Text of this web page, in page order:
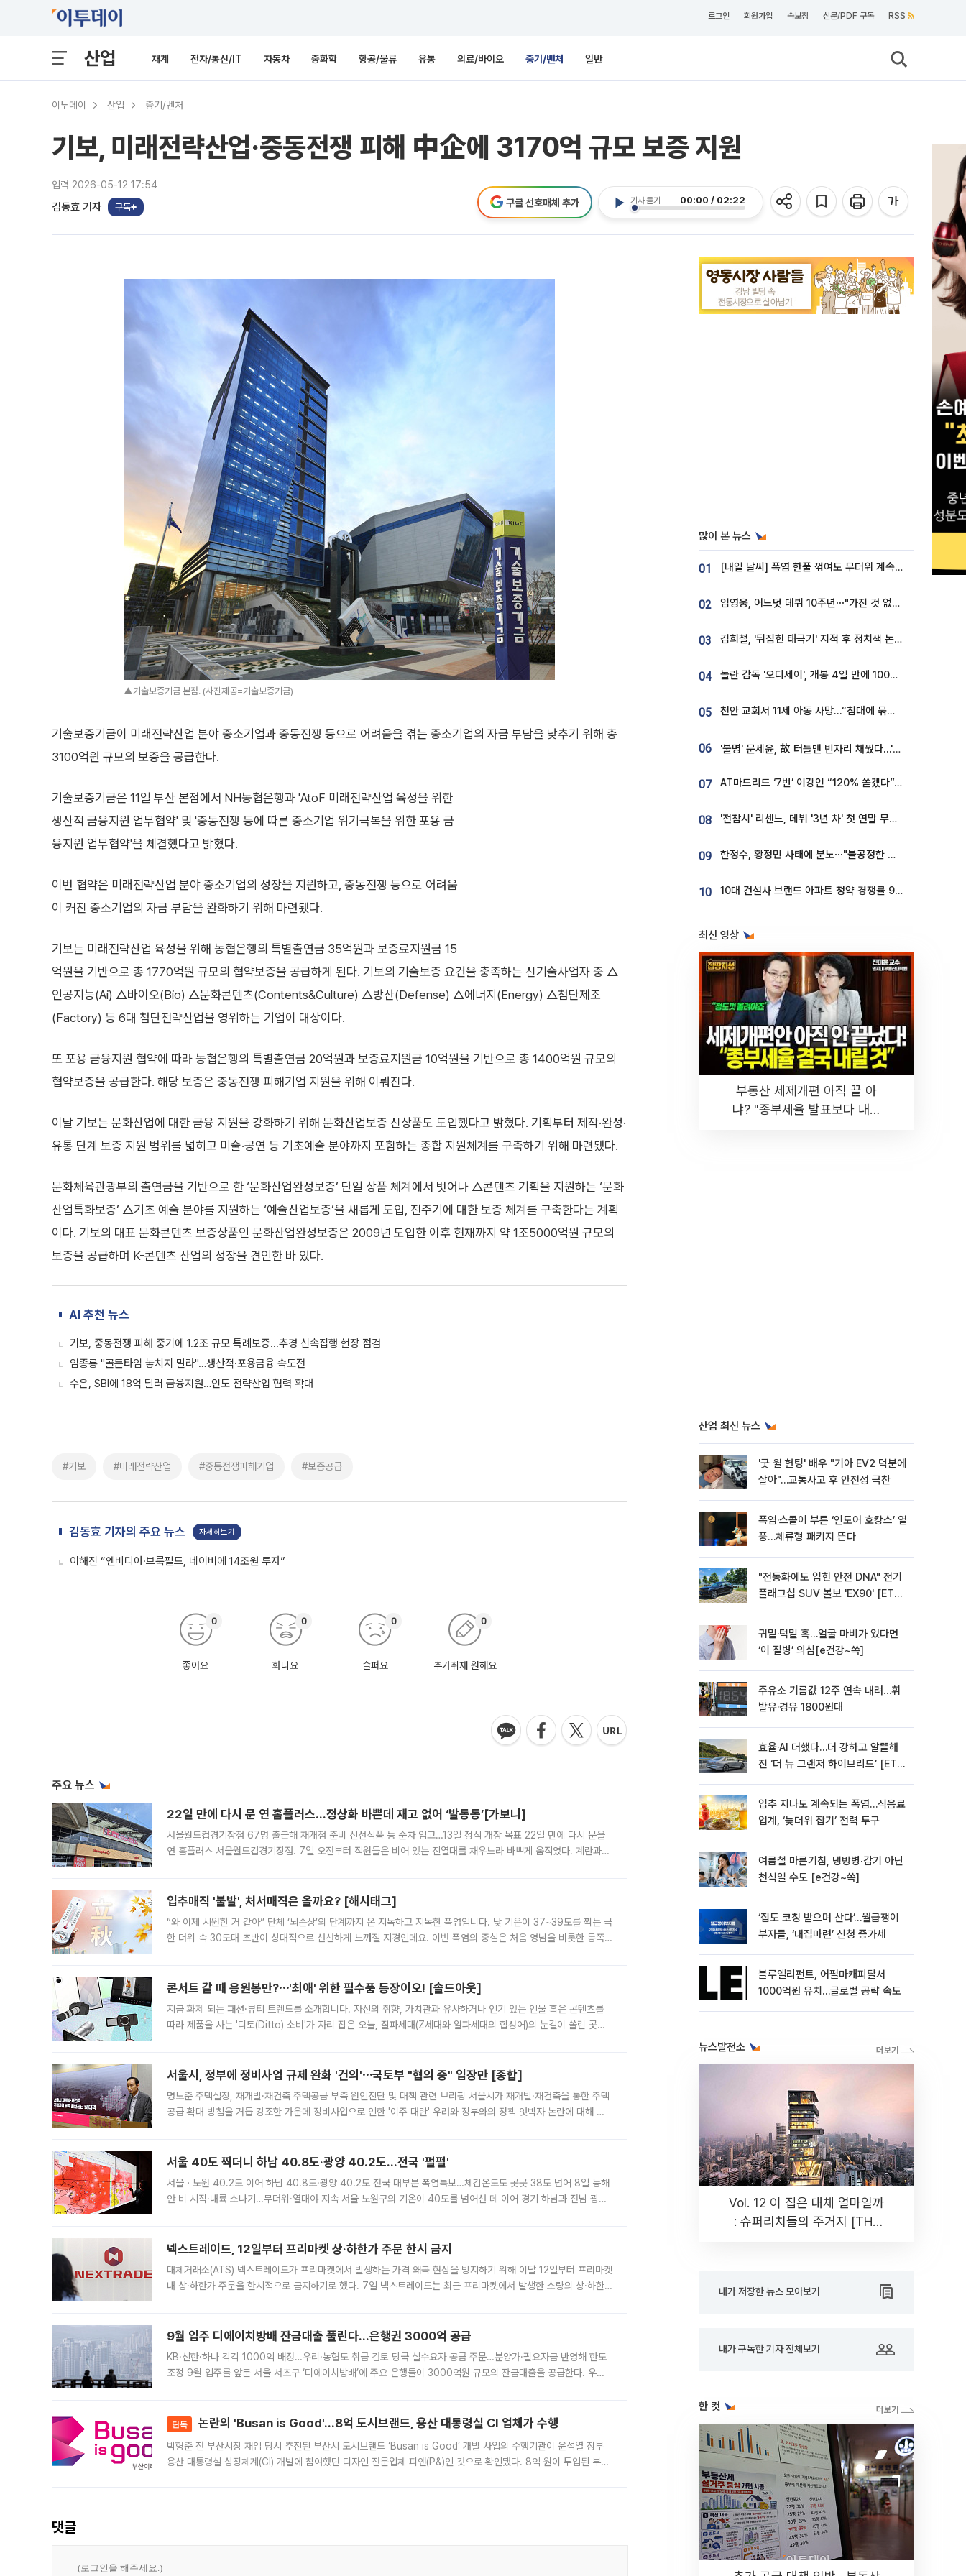
로그인 회원가입 속보창 신문/PDF 구독 RSS
산업 재계 전자/통신/IT 자동차 중화학 항공/물류 유통 의료/바이오 중기/벤처 일반
이투데이 산업 중기/벤처
기보, 미래전략산업·중동전쟁 피해 中企에 3170억 규모 보증 지원
입력 2026-05-12 17:54
김동효 기자 구독
기사 듣기 00:00 / 02:22
구글 선호매체 추가
▲기술보증기금 본점. (사진제공=기술보증기금)
기술보증기금이 미래전략산업 분야 중소기업과 중동전쟁 등으로 어려움을 겪는 중소기업의 자금 부담을 낮추기 위해 총
3100억원 규모의 보증을 공급한다.
기술보증기금은 11일 부산 본점에서 NH농협은행과 'AtoF 미래전략산업 육성을 위한
생산적 금융지원 업무협약' 및 '중동전쟁 등에 따른 중소기업 위기극복을 위한 포용 금
융지원 업무협약'을 체결했다고 밝혔다.
이번 협약은 미래전략산업 분야 중소기업의 성장을 지원하고, 중동전쟁 등으로 어려움
이 커진 중소기업의 자금 부담을 완화하기 위해 마련됐다.
기보는 미래전략산업 육성을 위해 농협은행의 특별출연금 35억원과 보증료지원금 15
억원을 기반으로 총 1770억원 규모의 협약보증을 공급하게 된다. 기보의 기술보증 요건을 충족하는 신기술사업자 중 △
인공지능(Ai) △바이오(Bio) △문화콘텐츠(Contents&Culture) △방산(Defense) △에너지(Energy) △첨단제조
(Factory) 등 6대 첨단전략산업을 영위하는 기업이 대상이다.
또 포용 금융지원 협약에 따라 농협은행의 특별출연금 20억원과 보증료지원금 10억원을 기반으로 총 1400억원 규모의
협약보증을 공급한다. 해당 보증은 중동전쟁 피해기업 지원을 위해 이뤄진다.
이날 기보는 문화산업에 대한 금융 지원을 강화하기 위해 문화산업보증 신상품도 도입했다고 밝혔다. 기획부터 제작·완성·
유통 단계 보증 지원 범위를 넓히고 미술·공연 등 기초예술 분야까지 포함하는 종합 지원체계를 구축하기 위해 마련됐다.
문화체육관광부의 출연금을 기반으로 한 ‘문화산업완성보증’ 단일 상품 체계에서 벗어나 △콘텐츠 기획을 지원하는 ‘문화
산업특화보증’ △기초 예술 분야를 지원하는 ‘예술산업보증’을 새롭게 도입, 전주기에 대한 보증 체계를 구축한다는 계획
이다. 기보의 대표 문화콘텐츠 보증상품인 문화산업완성보증은 2009년 도입한 이후 현재까지 약 1조5000억원 규모의
보증을 공급하며 K-콘텐츠 산업의 성장을 견인한 바 있다.
AI 추천 뉴스
기보, 중동전쟁 피해 중기에 1.2조 규모 특례보증...추경 신속집행 현장 점검
임종룡 "골든타임 놓치지 말라"…생산적·포용금융 속도전
수은, SBI에 18억 달러 금융지원…인도 전략산업 협력 확대
#기보 #미래전략산업 #중동전쟁피해기업 #보증공급
김동효 기자의 주요 뉴스 자세히보기
이해진 “엔비디아·브룩필드, 네이버에 14조원 투자”
좋아요
0
화나요
0
슬퍼요
0
추가취재 원해요
0
주요 뉴스
22일 만에 다시 문 연 홈플러스…정상화 바쁜데 재고 없어 ‘발동동’[가보니]
서울월드컵경기장점 67명 출근해 재개점 준비 신선식품 등 순차 입고…13일 정식 개장 목표 22일 만에 다시 문을
연 홈플러스 서울월드컵경기장점. 7일 오전부터 직원들은 비어 있는 진열대를 채우느라 바쁘게 움직였다. 계란과
입추매직 '불발', 처서매직은 올까요? [해시태그]
“와 이제 시원한 거 같아” 단체 ‘뇌손상’의 단계까지 온 지독하고 지독한 폭염입니다. 낮 기온이 37~39도를 찍는 극
한 더위 속 30도대 초반이 상대적으로 선선하게 느껴질 지경인데요. 이번 폭염의 중심은 처음 영남을 비롯한 동쪽
콘서트 갈 때 응원봉만?⋯'최애' 위한 필수품 등장이오! [솔드아웃]
지금 화제 되는 패션·뷰티 트렌드를 소개합니다. 자신의 취향, 가치관과 유사하거나 인기 있는 인물 혹은 콘텐츠를
따라 제품을 사는 '디토(Ditto) 소비'가 자리 잡은 오늘, 잘파세대(Z세대와 알파세대의 합성어)의 눈길이 쏠린 곳은
서울시, 정부에 정비사업 규제 완화 '건의'⋯국토부 "협의 중" 입장만 [종합]
명노준 주택실장, 재개발·재건축 주택공급 부족 원인진단 및 대책 관련 브리핑 서울시가 재개발·재건축을 통한 주택
공급 확대 방침을 거듭 강조한 가운데 정비사업으로 인한 '이주 대란' 우려와 정부와의 정책 엇박자 논란에 대해 정
서울 40도 찍더니 하남 40.8도·광양 40.2도…전국 '펄펄'
서울ㆍ노원 40.2도 이어 하남 40.8도·광양 40.2도 전국 대부분 폭염특보…체감온도도 곳곳 38도 넘어 8일 동해
안 비 시작·내륙 소나기…무더위·열대야 지속 서울 노원구의 기온이 40도를 넘어선 데 이어 경기 하남과 전남 광양
넥스트레이드, 12일부터 프리마켓 상·하한가 주문 한시 금지
대체거래소(ATS) 넥스트레이드가 프리마켓에서 발생하는 가격 왜곡 현상을 방지하기 위해 이달 12일부터 프리마켓
내 상·하한가 주문을 한시적으로 금지하기로 했다. 7일 넥스트레이드는 최근 프리마켓에서 발생한 소량의 상·하한
9월 입주 디에이치방배 잔금대출 풀린다…은행권 3000억 공급
KB·신한·하나 각각 1000억 배정…우리·농협도 취급 검토 당국 실수요자 공급 주문…분양가·필요자금 반영해 한도
조정 9월 입주를 앞둔 서울 서초구 ‘디에이치방배’에 주요 은행들이 3000억원 규모의 잔금대출을 공급한다. 우리
단독 논란의 'Busan is Good'…8억 도시브랜드, 용산 대통령실 CI 업체가 수행
박형준 전 부산시장 재임 당시 추진된 부산시 도시브랜드 ‘Busan is Good’ 개발 사업의 수행기관이 윤석열 정부
용산 대통령실 상징체계(CI) 개발에 참여했던 디자인 전문업체 피앤(P&)인 것으로 확인됐다. 8억 원이 투입된 부산
댓글
많이 본 뉴스
01 [내일 날씨] 폭염 한풀 꺾여도 무더위 계속⋯동해안 이틀 연속 비
02 임영웅, 어느덧 데뷔 10주년⋯"가진 것 없던 시절, 내 앞엔 20명의 팬뿐"
03 김희철, '뒤집힌 태극기' 지적 후 정치색 논란…"좌우 떠나 우리나라 국기"
04 놀란 감독 '오디세이', 개봉 4일 만에 100만 돌파⋯'왕사남' 보다 빠르다
05 천안 교회서 11세 아동 사망…“침대에 묶여 있었다” 진술 확보
06 '불명' 문세윤, 故 터틀맨 빈자리 채웠다…'거북이' 눈물의 최종 우승
07 AT마드리드 ‘7번’ 이강인 “120% 쏟겠다”⋯시메오네 감독 “필요한 선수”
08 '전참시' 리센느, 데뷔 '3년 차' 첫 연말 무대 오른다⋯"그동안 섭외 안 와"
09 한정수, 황정민 사태에 분노⋯"불공정한 게임, 폭로자도 오픈 하라"
10 10대 건설사 브랜드 아파트 청약 경쟁률 9.85대 1…일반 단지의 4배
최신 영상
부동산 세제개편 아직 끝 아
냐? "종부세율 발표보다 내릴
산업 최신 뉴스
'굿 윌 헌팅' 배우 "기아 EV2 덕분에
살아"…교통사고 후 안전성 극찬
폭염·스콜이 부른 ‘인도어 호캉스’ 열
풍…체류형 패키지 뜬다
"전동화에도 입힌 안전 DNA" 전기
플래그십 SUV 볼보 'EX90' [ET의
귀밑·턱밑 혹…얼굴 마비가 있다면
‘이 질병’ 의심[e건강~쏙]
주유소 기름값 12주 연속 내려…휘
발유·경유 1800원대
효율·AI 더했다…더 강하고 알뜰해
진 ‘더 뉴 그랜저 하이브리드’ [ET의
입추 지나도 계속되는 폭염…식음료
업계, ‘늦더위 잡기’ 전력 투구
여름철 마른기침, 냉방병‧감기 아닌
천식일 수도 [e건강~쏙]
‘집도 코칭 받으며 산다’…월급쟁이
부자들, ‘내집마련’ 신청 증가세
블루엘리펀트, 어펄마캐피탈서
1000억원 유치…글로벌 공략 속도
뉴스발전소
Vol. 12 이 집은 대체 얼마일까
: 슈퍼리치들의 주거지 [THE
내가 저장한 뉴스 모아보기
내가 구독한 기자 전체보기
한 컷